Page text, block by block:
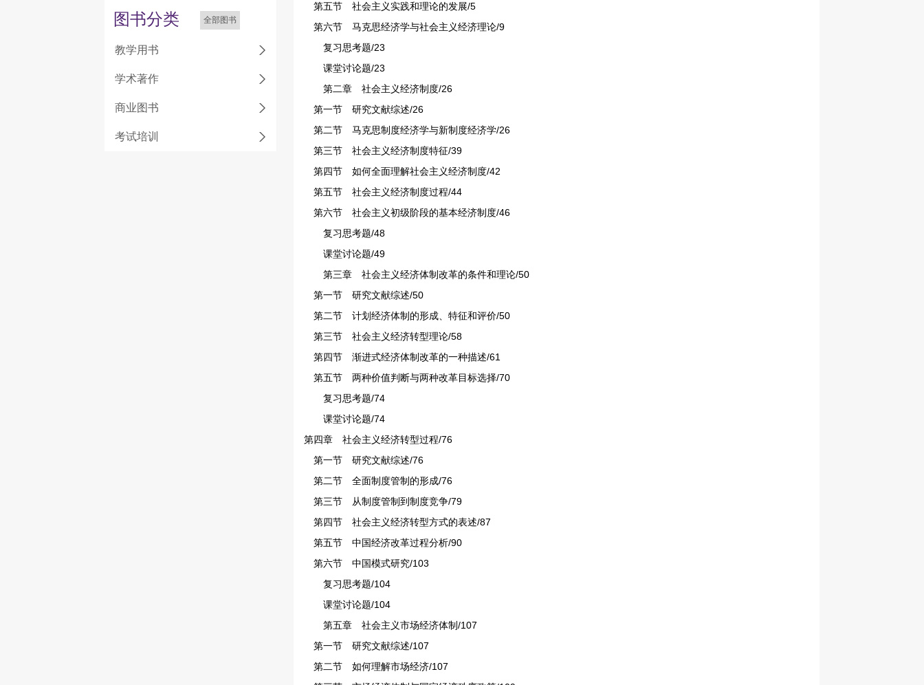
图书分类 全部图书
教学用书
学术著作
商业图书
考试培训
第五节 社会主义实践和理论的发展/5
第六节 马克思经济学与社会主义经济理论/9
复习思考题/23
课堂讨论题/23
第二章 社会主义经济制度/26
第一节 研究文献综述/26
第二节 马克思制度经济学与新制度经济学/26
第三节 社会主义经济制度特征/39
第四节 如何全面理解社会主义经济制度/42
第五节 社会主义经济制度过程/44
第六节 社会主义初级阶段的基本经济制度/46
复习思考题/48
课堂讨论题/49
第三章 社会主义经济体制改革的条件和理论/50
第一节 研究文献综述/50
第二节 计划经济体制的形成、特征和评价/50
第三节 社会主义经济转型理论/58
第四节 渐进式经济体制改革的一种描述/61
第五节 两种价值判断与两种改革目标选择/70
复习思考题/74
课堂讨论题/74
第四章 社会主义经济转型过程/76
第一节 研究文献综述/76
第二节 全面制度管制的形成/76
第三节 从制度管制到制度竞争/79
第四节 社会主义经济转型方式的表述/87
第五节 中国经济改革过程分析/90
第六节 中国模式研究/103
复习思考题/104
课堂讨论题/104
第五章 社会主义市场经济体制/107
第一节 研究文献综述/107
第二节 如何理解市场经济/107